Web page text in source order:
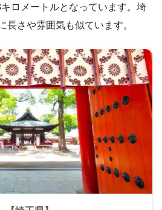
ロメートルとなっています。埼
長さや雰囲気も似ています。